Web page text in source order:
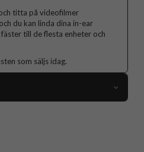
titta på videofilmer
du kan linda dina in-ear
till de flesta enheter och
som säljs idag.